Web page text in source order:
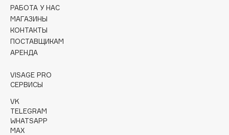
Dr.Ceuracle
Dr.Jart+
DSD de Luxe
Dyson
E
Eat My
Ecolatier
РАБОТА У НАС
МАГАЗИНЫ
КОНТАКТЫ
ПОСТАВЩИКАМ
АРЕНДА
VISAGE PRO
СЕРВИСЫ
VK
TELEGRAM
WHATSAPP
MAX